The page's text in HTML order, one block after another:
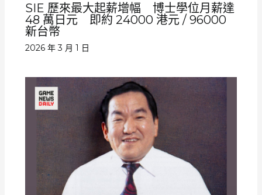
SIE 歷來最大起薪增幅 博士學位月薪達
48 萬日元 即約 24000 港元 / 96000
新台幣
2026 年 3 月 1 日